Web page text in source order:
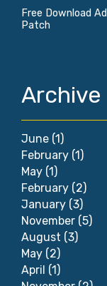
Free Download
Patch
Archive
June (1)
February (1)
May (1)
February (2)
January (3)
November (5)
August (3)
May (2)
April (1)